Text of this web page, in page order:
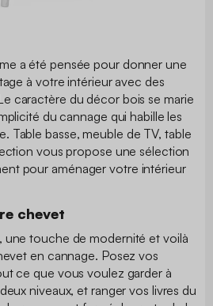
a été pensée pour donner une
à votre intérieur avec des
caractère du décor bois se marie
du cannage qui habille les
Table basse, meuble de TV, table
vous propose une sélection
pour aménager votre intérieur
chevet
une touche de modernité et voilà
en cannage. Posez vos
ce que vous voulez garder à
niveaux, et ranger vos livres du